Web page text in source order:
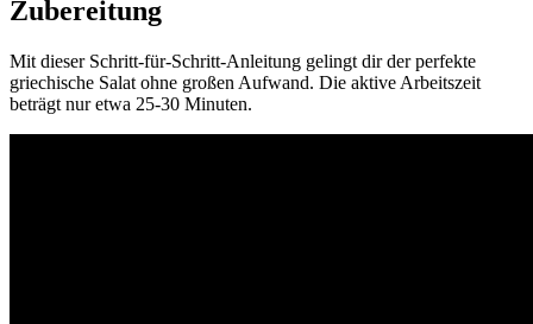
Zubereitung
Mit dieser Schritt-für-Schritt-Anleitung gelingt dir der perfekte
griechische Salat ohne großen Aufwand. Die aktive Arbeitszeit
beträgt nur etwa 25-30 Minuten.